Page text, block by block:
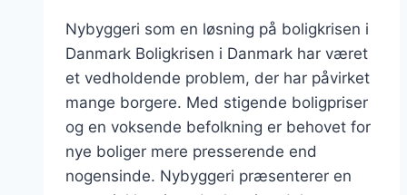
Nybyggeri som en løsning på boligkrisen i
Danmark Boligkrisen i Danmark har været
et vedholdende problem, der har påvirket
mange borgere. Med stigende boligpriser
og en voksende befolkning er behovet for
nye boliger mere presserende end
nogensinde. Nybyggeri præsenterer en